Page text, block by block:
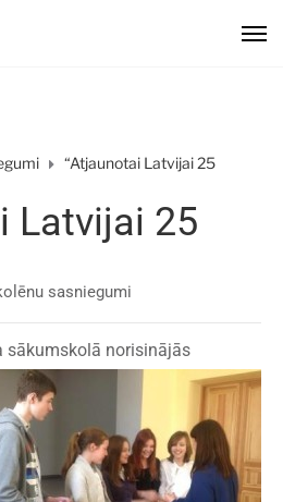
“Atjaunotai Latvijai 25
Latvijai 25
sasniegumi
sākumskolā norisinājās